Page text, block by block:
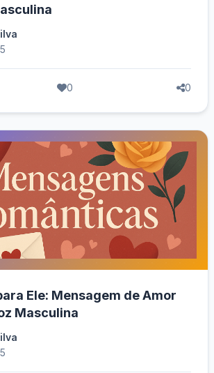
0 0
Ele: Mensagem de Amor
Masculina